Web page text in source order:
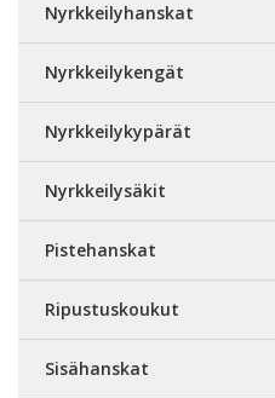
Nyrkkeilyhanskat
Nyrkkeilykengät
Nyrkkeilykypärät
Nyrkkeilysäkit
Pistehanskat
Ripustuskoukut
Sisähanskat